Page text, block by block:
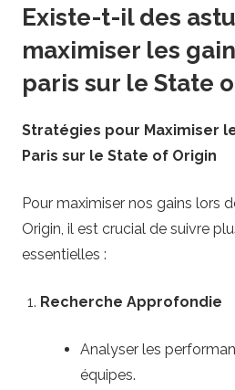
Existe-t-il des
maximiser les
paris sur le State
Stratégies pour Maximiser
Paris sur le State of Origin
Pour maximiser nos gains lors
Origin, il est crucial de suivre
essentielles :
Recherche Approfondie
Analyser les
équipes.